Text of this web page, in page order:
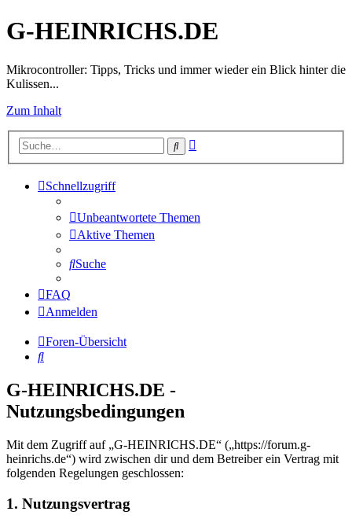
G-HEINRICHS.DE
Mikrocontroller: Tipps, Tricks und immer wieder ein Blick hinter die
Kulissen...
Zum Inhalt
Suche
Schnellzugriff
Unbeantwortete Themen
Aktive Themen
Suche
FAQ
Anmelden
Foren-Übersicht
Suche
G-HEINRICHS.DE -
Nutzungsbedingungen
Mit dem Zugriff auf „G-HEINRICHS.DE“ („https://forum.g-
heinrichs.de“) wird zwischen dir und dem Betreiber ein Vertrag mit
folgenden Regelungen geschlossen:
1. Nutzungsvertrag